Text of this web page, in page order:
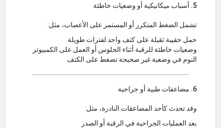
5. أسباب ميكانيكية أو وضعيات خاطئة
تشمل الضغط المتكرر أو المستمر على الأعصاب، مثل:
حمل حقيبة ثقيلة على كتف واحد لفترات طويلة
وضعيات خاطئة للرقبة أثناء الجلوس أو العمل على الكمبيوتر
النوم في وضعية غير صحيحة تضغط على الكتف
6. مضاعفات طبية أو جراحية
وقد تحدث كأحد المضاعفات النادرة، مثل:
بعد العمليات الجراحية في الرقبة أو الصدر